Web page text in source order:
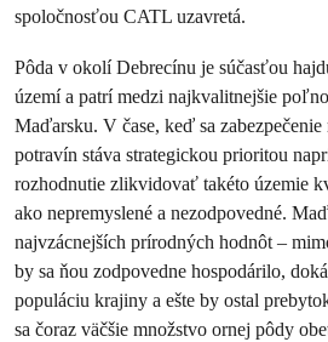
spoločnosťou CATL uzavretá.
Pôda v okolí Debrecínu je súčasťou
území a patrí medzi najkvalitnejšie
Maďarsku. V čase, keď sa
potravín stáva strategickou prioritou
rozhodnutie zlikvidovať takéto územie
ako nepremyslené a nezodpovedné.
najvzácnejších prírodných hodnôt –
by sa ňou zodpovedne hospodárilo,
populáciu krajiny a ešte by ostal
sa čoraz väčšie množstvo ornej pôdy